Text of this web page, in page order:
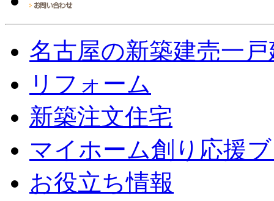
名古屋の新築建売一
リフォーム
新築注文住宅
マイホーム創り応援
お役立ち情報